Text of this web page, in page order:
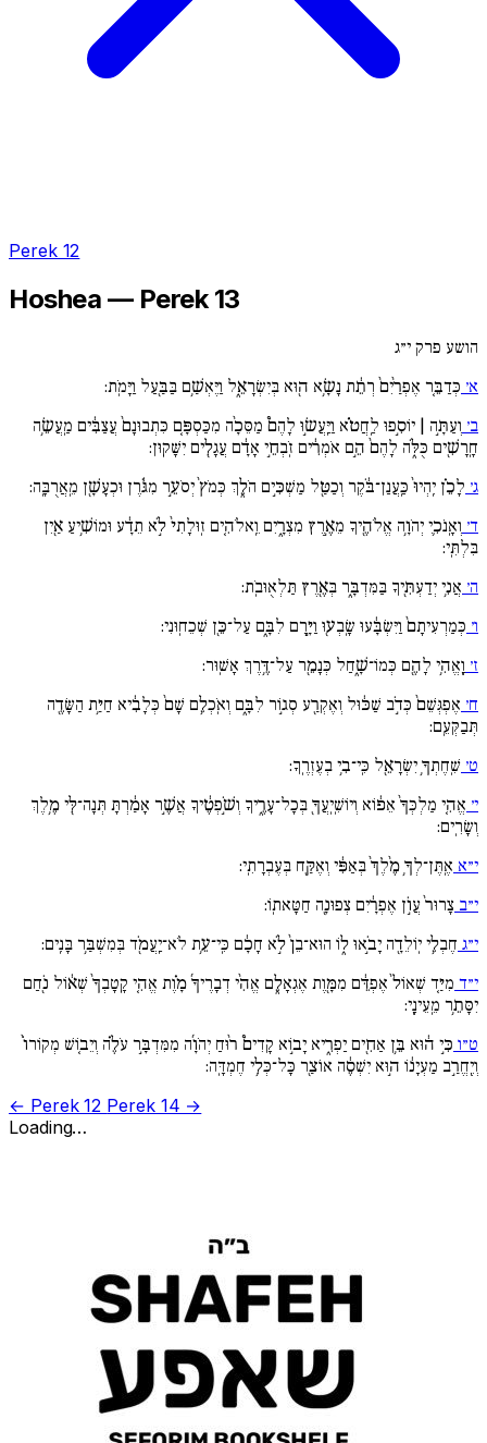
Perek 12
Hoshea — Perek 13
הושע פרק י״ג
א׳ כְּדַבֵּ֚ר אֶפְרַ֙יִם֙ רְתֵ֔ת נָשָׂ֥א ה֖וּא בְּיִשְׂרָאֵ֑ל וַיֶּאְשַׁ֥ם בַּבַּ֖עַל וַיָּמֹֽת:
ב׳ וְעַתָּ֣ה | יוֹסִ֣פוּ לַֽחֲטֹ֗א וַיַּֽעֲשׂ֣וּ לָהֶם֩ מַסֵּכָ֨ה מִכַּסְפָּ֚ם כִּתְבוּנָם֙ עֲצַבִּ֔ים מַֽעֲשֵׂ֥ה
חָֽרָשִׁ֖ים כֻּלֹּ֑ה לָהֶם֙ הֵ֣ם אֹמְרִ֔ים זֹֽבְחֵ֣י אָדָ֔ם עֲגָלִ֖ים יִשָּׁקֽוּן:
ג׳ לָכֵ֗ן יִֽהְיוּ֙ כַּֽעֲנַן־בֹּ֔קֶר וְכַטַּ֖ל מַשְׁכִּ֣ים הֹלֵ֑ךְ כְּמֹץ֙ יְסֹעֵ֣ר מִגֹּ֔רֶן וּכְעָשָׁ֖ן מֵֽאֲרֻבָּֽה:
ד׳ וְאָֽנֹכִ֛י יְהֹוָ֥ה אֱלֹהֶ֖יךָ מֵאֶ֣רֶץ מִצְרָ֑יִם וֵֽאלֹהִ֚ים זֽוּלָתִי֙ לֹ֣א תֵדָ֔ע וּמוֹשִׁ֥יעַ אַ֖יִן
בִּלְתִּֽי:
ה׳ אֲנִ֥י יְדַעְתִּ֖יךָ בַּמִּדְבָּ֑ר בְּאֶ֖רֶץ תַּלְאֻוּבֹֽת:
ו׳ כְּמַרְעִיתָם֙ וַיִּשְׂבָּ֔עוּ שָֽׂבְע֖וּ וַיָּ֣רָם לִבָּ֑ם עַל־כֵּ֖ן שְׁכֵחֽוּנִי:
ז׳ וָֽאֱהִ֥י לָהֶ֖ם כְּמוֹ־שָׁ֑חַל כְּנָמֵ֖ר עַל־דֶּ֥רֶךְ אָשֽׁוּר:
ח׳ אֶפְגְּשֵׁם֙ כְּדֹ֣ב שַׁכּ֔וּל וְאֶקְרַ֖ע סְג֣וֹר לִבָּ֑ם וְאֹֽכְלֵ֥ם שָׁם֙ כְּלָבִ֔יא חַיַּ֥ת הַשָּׂדֶ֖ה
תְּבַקְּעֵֽם:
ט׳ שִֽׁחֶתְךָ֥ יִשְׂרָאֵ֖ל כִּֽי־בִ֥י בְעֶזְרֶֽךָ:
י׳ אֱהִ֚י מַלְכְּךָ֙ אֵפ֔וֹא וְיוֹשִֽׁיֽעֲךָ֖ בְּכָל־עָרֶ֑יךָ וְשֹׁ֣פְטֶ֔יךָ אֲשֶׁ֣ר אָמַ֔רְתָּ תְּנָה־לִּ֖י מֶ֥לֶךְ
וְשָׂרִֽים:
י״א אֶֽתֶּן־לְךָ֥ מֶ֙לֶךְ֙ בְּאַפִּ֔י וְאֶקַּ֖ח בְּעֶבְרָתִֽי:
י״ב צָרוּר֙ עֲו‍ֹ֣ן אֶפְרָ֔יִם צְפוּנָ֖ה חַטָּאתֽוֹ:
י״ג חֶבְלֵ֥י יֽוֹלֵדָ֖ה יָבֹ֣אוּ ל֑וֹ הוּא־בֵן֙ לֹ֣א חָכָ֔ם כִּֽי־עֵ֥ת לֹא־יַֽעֲמֹ֖ד בְּמִשְׁבַּ֥ר בָּנִֽים:
י״ד מִיַּ֚ד שְׁאוֹל֙ אֶפְדֵּ֔ם מִמָּ֖וֶת אֶגְאָלֵ֑ם אֱהִ֨י דְבָרֶיךָ֜ מָ֗וֶת אֱהִ֚י קָֽטָבְךָ֙ שְׁא֔וֹל נֹ֖חַם
יִסָּתֵ֥ר מֵֽעֵינָֽי:
ט״ו כִּ֣י ה֔וּא בֵּ֥ן אַחִ֖ים יַפְרִ֑יא יָב֣וֹא קָדִים֩ ר֨וּחַ יְהֹוָ֜ה מִמִּדְבָּ֣ר עֹלֶ֗ה וְיֵב֚וֹשׁ מְקוֹרוֹ֙
וְיֶֽחֱרַ֣ב מַעְיָנ֔וֹ ה֣וּא יִשְׁסֶ֔ה אוֹצַ֖ר כָּל־כְּלִ֥י חֶמְדָּֽה:
← Perek 12 Perek 14 →
Loading…